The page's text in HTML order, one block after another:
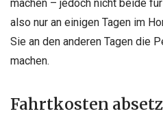
machen – jedoch nicht beide
also nur an einigen Tagen im
Sie an den anderen Tagen die
machen.
Fahrtkosten